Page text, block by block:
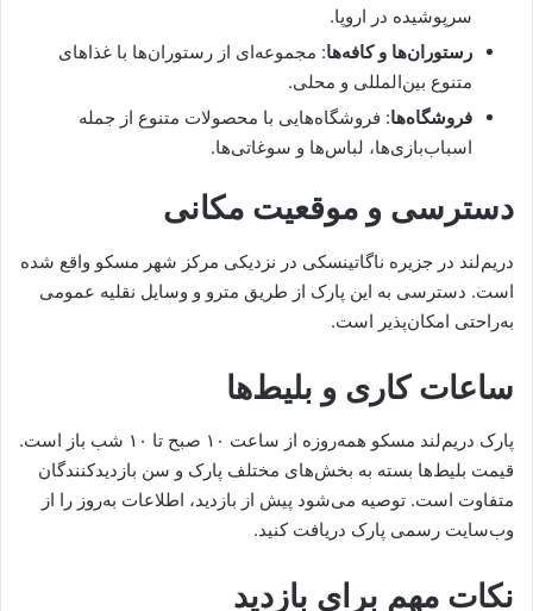
سرپوشیده در اروپا.
رستوران‌ها و کافه‌ها: مجموعه‌ای از رستوران‌ها با غذاهای
متنوع بین‌المللی و محلی.
فروشگاه‌ها: فروشگاه‌هایی با محصولات متنوع از جمله
اسباب‌بازی‌ها، لباس‌ها و سوغاتی‌ها.
دسترسی و موقعیت مکانی
دریم‌لند در جزیره ناگاتینسکی در نزدیکی مرکز شهر مسکو واقع شده
است. دسترسی به این پارک از طریق مترو و وسایل نقلیه عمومی
به‌راحتی امکان‌پذیر است.
ساعات کاری و بلیط‌ها
پارک دریم‌لند مسکو همه‌روزه از ساعت ۱۰ صبح تا ۱۰ شب باز است.
قیمت بلیط‌ها بسته به بخش‌های مختلف پارک و سن بازدیدکنندگان
متفاوت است. توصیه می‌شود پیش از بازدید، اطلاعات به‌روز را از
وب‌سایت رسمی پارک دریافت کنید.
نکات مهم برای بازدید